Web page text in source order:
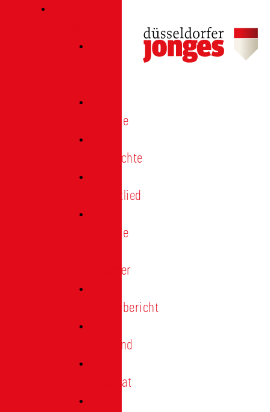
Termine
Geschichte
Heimatlied
Freunde
Förderer
Jahresbericht
Vorstand
Ehrenrat